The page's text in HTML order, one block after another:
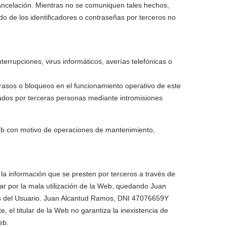
Mientras no se comuniquen tales hechos,
de los identificadores o contraseñas por terceros no
virus informáticos, averías telefónicas o
o bloqueos en el funcionamiento operativo de este
por terceras personas mediante intromisiones
con motivo de operaciones de mantenimiento,
información que se presten por terceros a través de
por la mala utilización de la Web, quedando Juan
Usuario. Juan Alcantud Ramos, DNI 47076659Y
el titular de la Web no garantiza la inexistencia de